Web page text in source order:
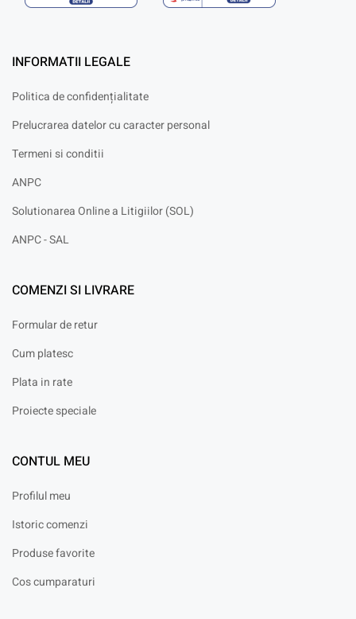
INFORMATII LEGALE
Politica de confidențialitate
Prelucrarea datelor cu caracter personal
Termeni si conditii
ANPC
Solutionarea Online a Litigiilor (SOL)
ANPC - SAL
COMENZI SI LIVRARE
Formular de retur
Cum platesc
Plata in rate
Proiecte speciale
CONTUL MEU
Profilul meu
Istoric comenzi
Produse favorite
Cos cumparaturi